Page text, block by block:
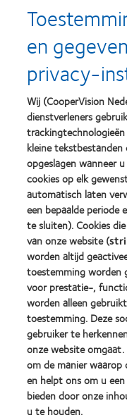
Learn
more
about
Silmo
best
product
award
met
MyDay™
(2013)
Learn
more
about
2012
&
2010
Best
Companies
for
Leaders
(2012)
Learn
more
about
ODMA
2011
(2011)
Onze producten
Zoek uw
en
privacy-
Wij (CooperVision
dienstverleners
kleine
opgeslagen wanneer
cookies op elk
automatisch laten
een bepaalde periode
te sluiten). Cookies
van onze website (
worden altijd
toestemming worden
voor prestatie-,
worden alleen
toestemming. Deze
gebruiker te
onze website
om de manier
en helpt ons om u
bieden door onze
u te houden.